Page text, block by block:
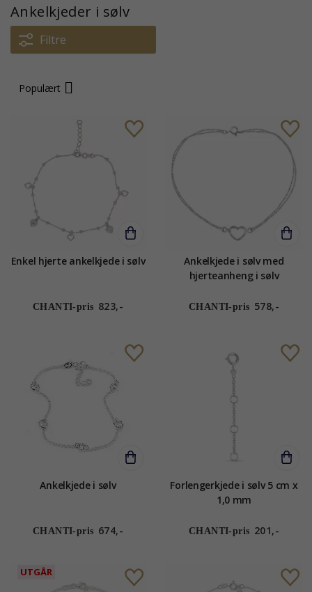
Ankelkjeder i sølv
Filtre
Populært
Enkel hjerte ankelkjede i sølv
CHANTI-pris 823,-
Ankelkjede i sølv med
hjerteanheng i sølv
CHANTI-pris 578,-
Ankelkjede i sølv
CHANTI-pris 674,-
Forlengerkjede i sølv 5 cm x
1,0 mm
CHANTI-pris 201,-
UTGÅR